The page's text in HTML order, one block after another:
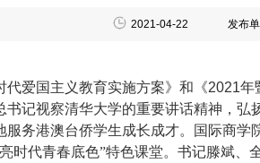
2021-04-22 发布
代爱国主义教育实施方案》和《2021年
书记视察清华大学的重要讲话精神，
服务港澳台侨学生成长成才。国际商学
时代青春底色”特色课堂。书记滕斌、